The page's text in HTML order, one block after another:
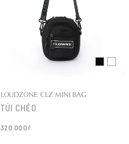
LOUDZONE CLZ MINI BAG
TÚI CHÉO
320.000₫